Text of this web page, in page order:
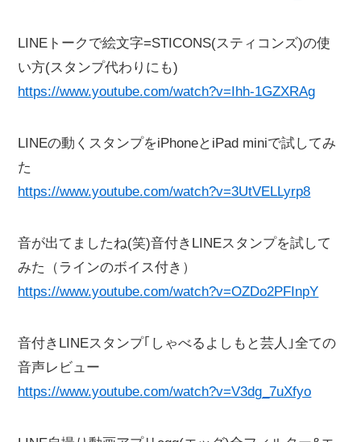
LINEトークで絵文字=STICONS(スティコンズ)の使
い方(スタンプ代わりにも)
https://www.youtube.com/watch?v=Ihh-1GZXRAg
LINEの動くスタンプをiPhoneとiPad miniで試してみ
た
https://www.youtube.com/watch?v=3UtVELLyrp8
音が出てましたね(笑)音付きLINEスタンプを試して
みた（ラインのボイス付き）
https://www.youtube.com/watch?v=OZDo2PFInpY
音付きLINEスタンプ｢しゃべるよしもと芸人｣全ての
音声レビュー
https://www.youtube.com/watch?v=V3dg_7uXfyo